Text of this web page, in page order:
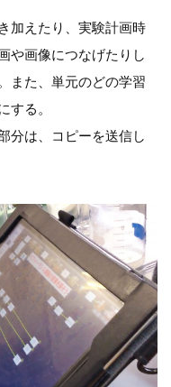
加えたり、実験計画時
や画像につなげたりし
また、単元のどの学習
する。
分は、コピーを送信し